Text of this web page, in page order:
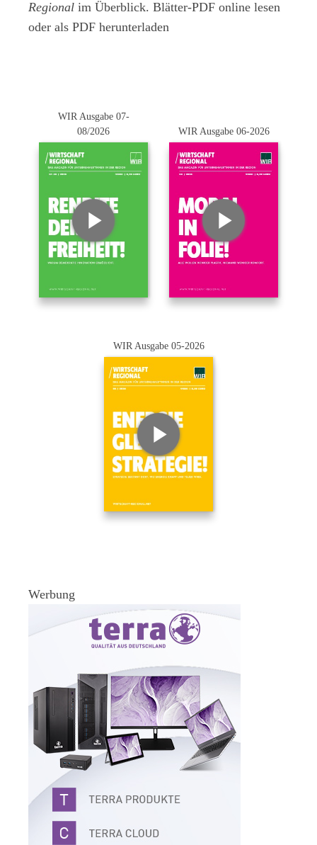
Regional im Überblick. Blätter-PDF online lesen
oder als PDF herunterladen
WIR Ausgabe 07-
08/2026
WIR Ausgabe 06-2026
WIR Ausgabe 05-2026
Werbung